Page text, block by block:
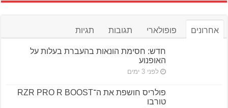
אחרונים פופולארי תגובות תגיות
חדש: חסימת הונאות בהעברת בעלות על
האופנוע
לפני 3 ימים
פולריס חושפת את ה־RZR PRO R BOOST
טורבו